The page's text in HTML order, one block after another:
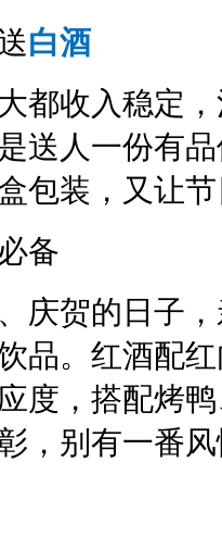
白酒
都收入稳定
送人一份有
包装，又让
备
庆贺的日子
品。红酒配
度，搭配烤
，别有一番风